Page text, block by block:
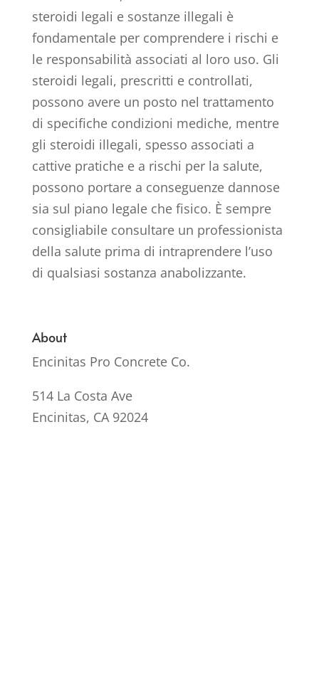
steroidi legali e sostanze illegali è
fondamentale per comprendere i rischi e
le responsabilità associati al loro uso. Gli
steroidi legali, prescritti e controllati,
possono avere un posto nel trattamento
di specifiche condizioni mediche, mentre
gli steroidi illegali, spesso associati a
cattive pratiche e a rischi per la salute,
possono portare a conseguenze dannose
sia sul piano legale che fisico. È sempre
consigliabile consultare un professionista
della salute prima di intraprendere l’uso
di qualsiasi sostanza anabolizzante.
About
Encinitas Pro Concrete Co.
514 La Costa Ave
Encinitas, CA 92024